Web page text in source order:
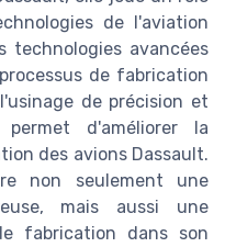
de l'aviation
technologies avancées
de fabrication
de précision et
d'améliorer la
des avions Dassault.
non seulement une
mais aussi une
fabrication dans son